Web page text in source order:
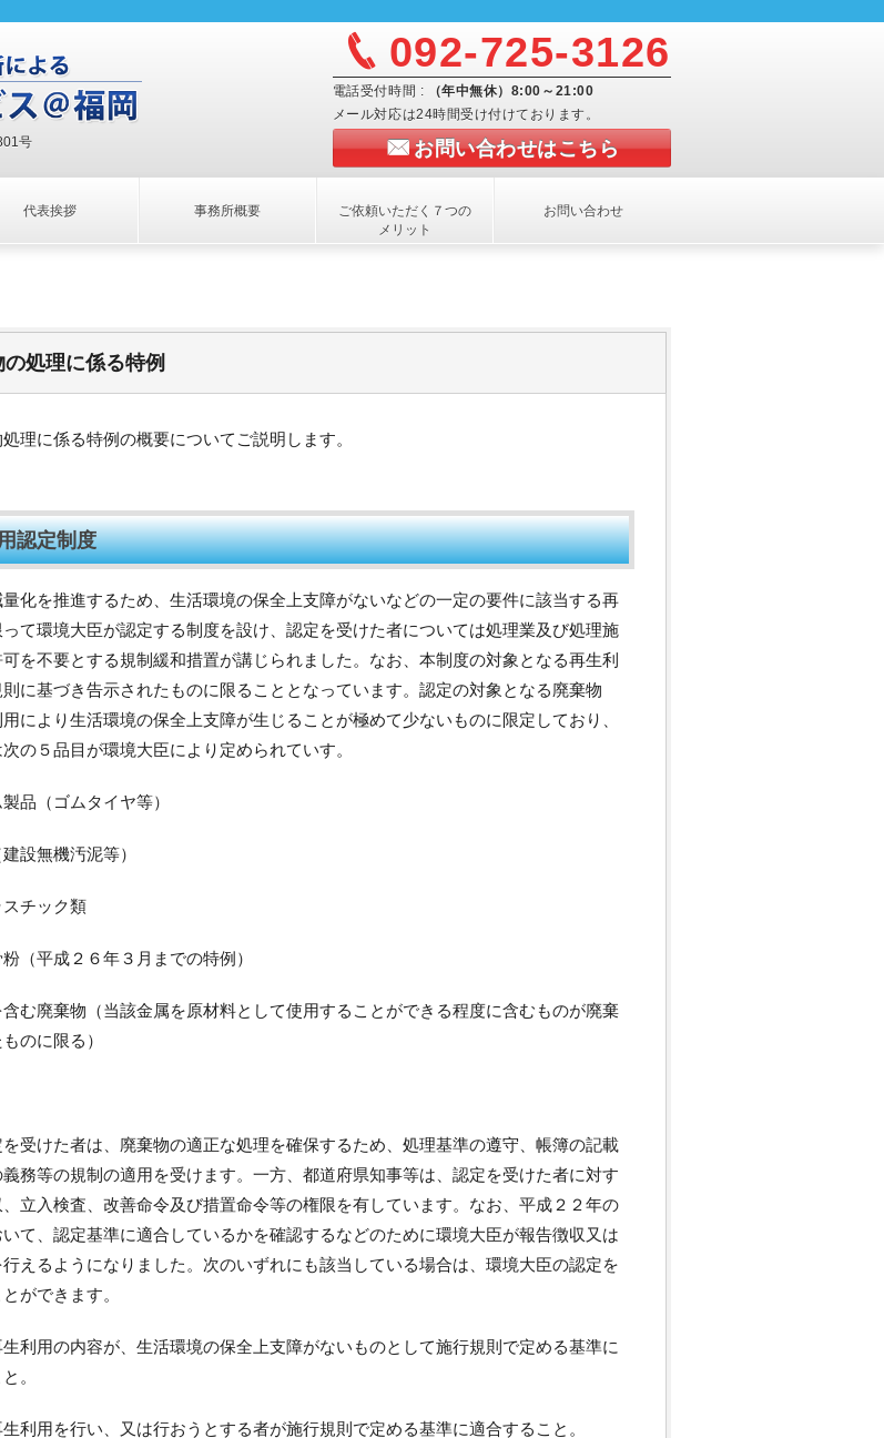
号
092-725-3126
電話受付時間 :
（年中無休）8:00～21:00
メール対応は24時間受け付けております。
お問い合わせはこちら
代表挨拶 事務所概要
ご依頼いただく７つの
メリット
お問い合わせ
処理に係る特例
理に係る特例の概要についてご説明します。
認定制度
化を推進するため、生活環境の保全上支障がないなどの一定の要件に該当する再
て環境大臣が認定する制度を設け、認定を受けた者については処理業及び処理施
を不要とする規制緩和措置が講じられました。なお、本制度の対象となる再生利
則に基づき告示されたものに限ることとなっています。認定の対象となる廃棄物
により生活環境の保全上支障が生じることが極めて少ないものに限定しており、
の５品目が環境大臣により定められていす。
品（ゴムタイヤ等）
設無機汚泥等）
チック類
（平成２６年３月までの特例）
む廃棄物（当該金属を原材料として使用することができる程度に含むものが廃棄
のに限る）
を受けた者は、廃棄物の適正な処理を確保するため、処理基準の遵守、帳簿の記載
務等の規制の適用を受けます。一方、都道府県知事等は、認定を受けた者に対す
、立入検査、改善命令及び措置命令等の権限を有しています。なお、平成２２年の
て、認定基準に適合しているかを確認するなどのために環境大臣が報告徴収又は
えるようになりました。次のいずれにも該当している場合は、環境大臣の認定を
ができます。
用の内容が、生活環境の保全上支障がないものとして施行規則で定める基準に
。
用を行い、又は行おうとする者が施行規則で定める基準に適合すること。